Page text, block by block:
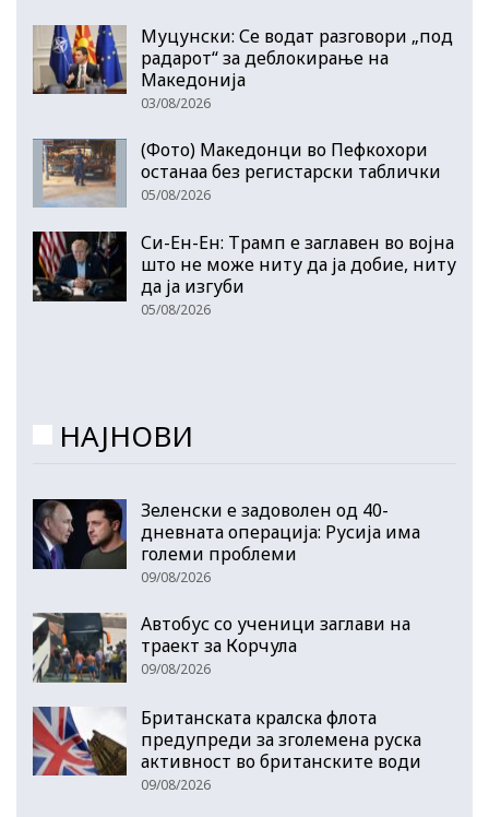
Муцунски: Се водат разговори „под
радарот“ за деблокирање на
Македонија
03/08/2026
(Фото) Македонци во Пефкохори
останаа без регистарски таблички
05/08/2026
Си-Ен-Ен: Трамп е заглавен во војна
што не може ниту да ја добие, ниту
да ја изгуби
05/08/2026
НАЈНОВИ
Зеленски е задоволен од 40-
дневната операција: Русија има
големи проблеми
09/08/2026
Автобус со ученици заглави на
траект за Корчула
09/08/2026
Британската кралска флота
предупреди за зголемена руска
активност во британските води
09/08/2026